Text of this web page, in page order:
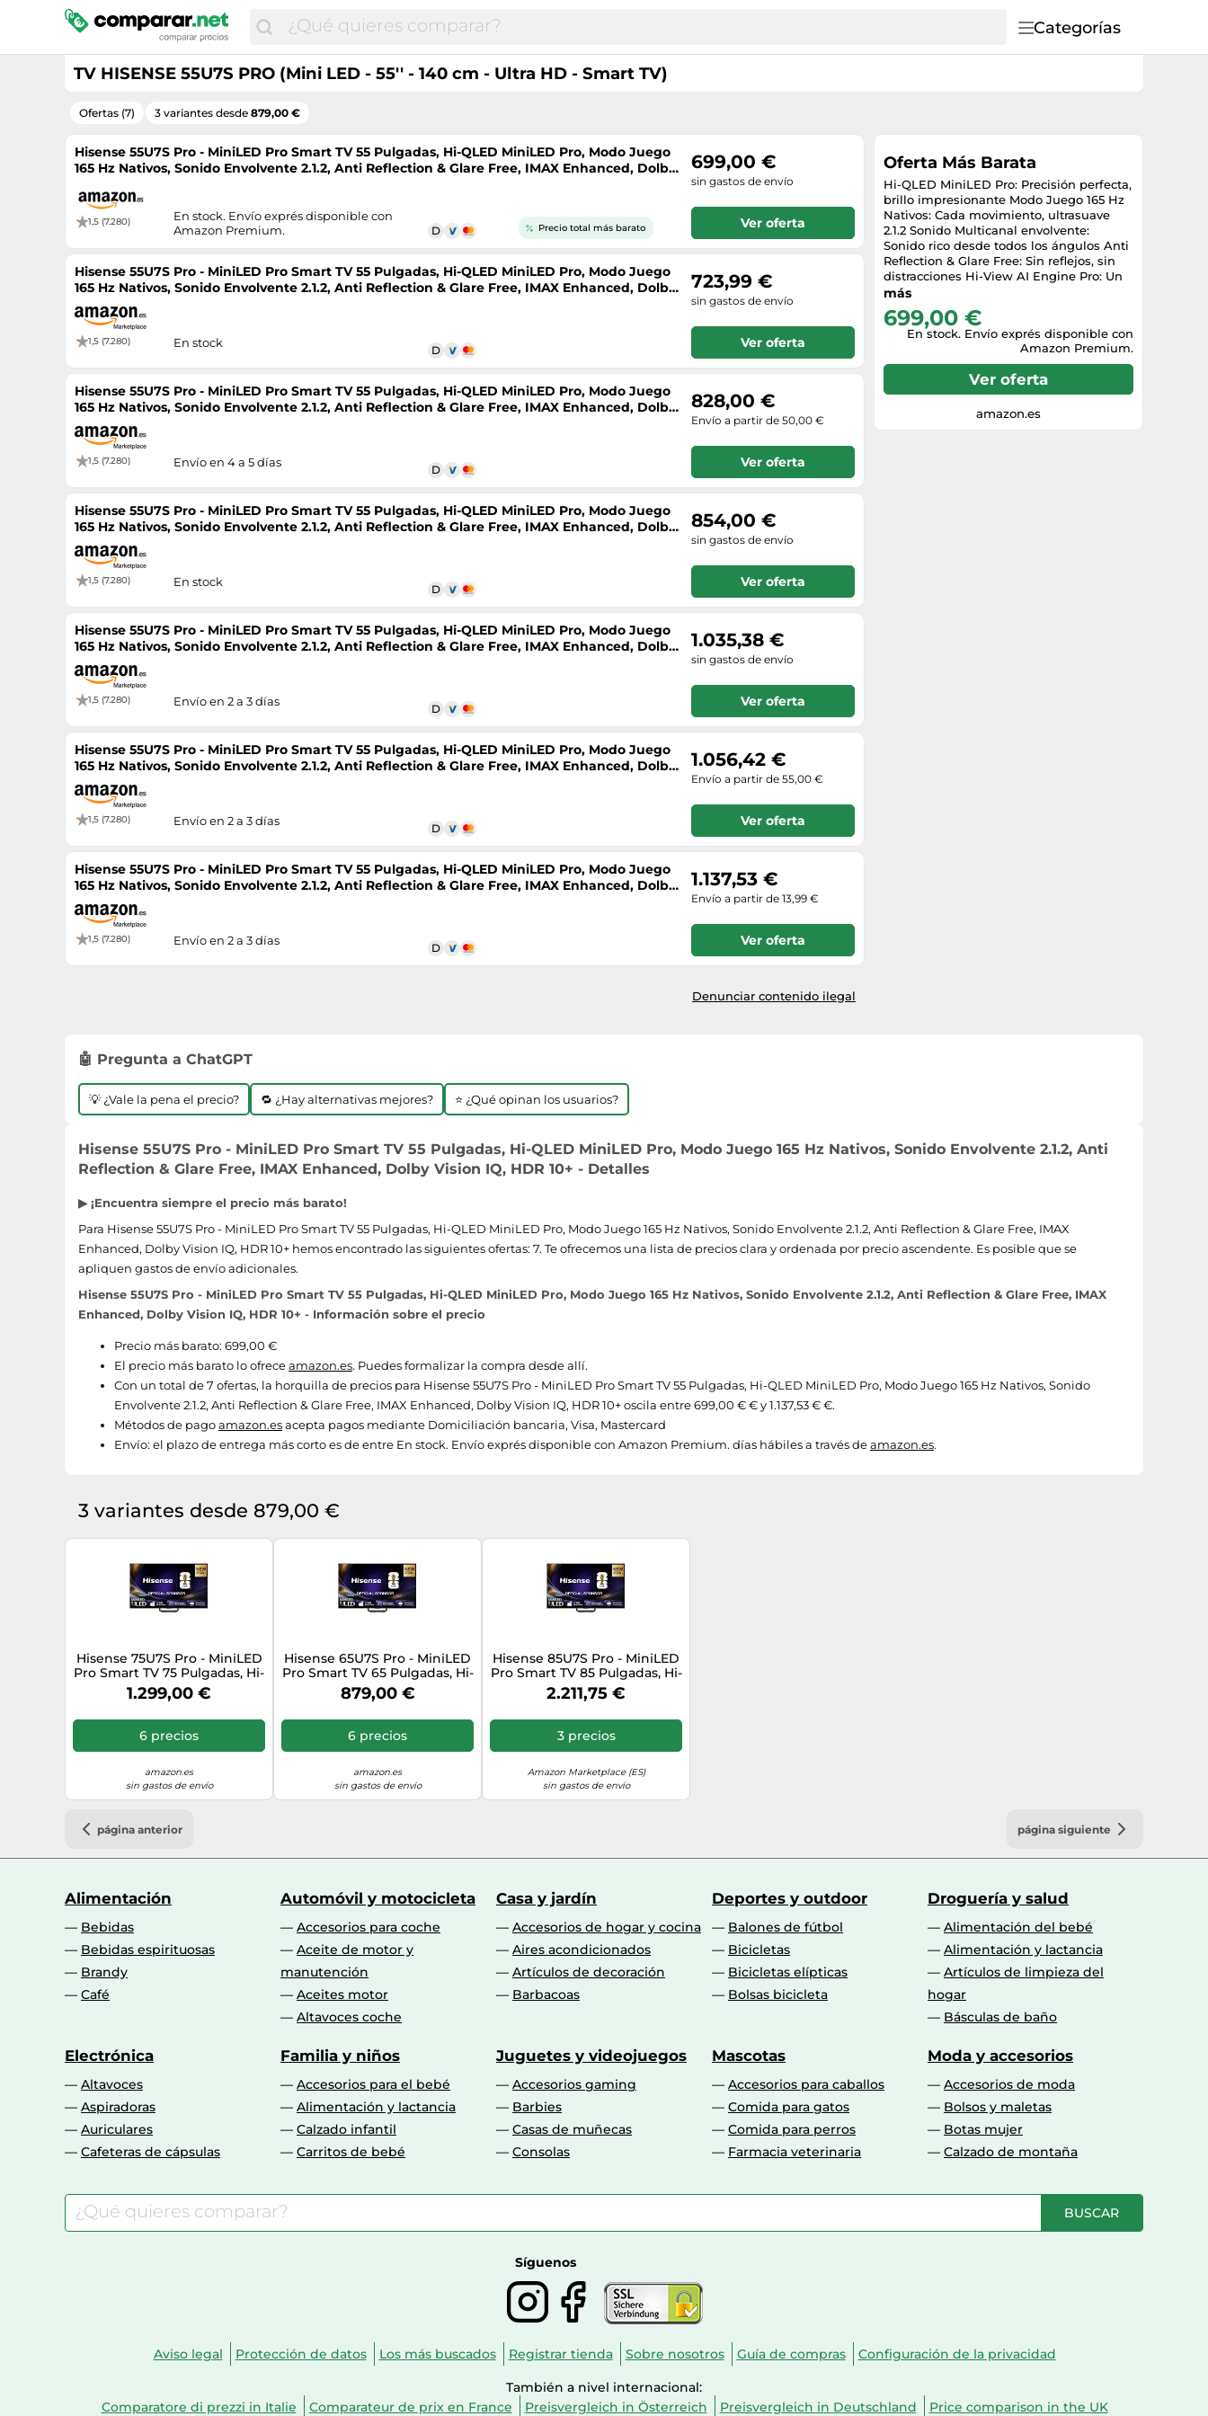
Categorías
TV HISENSE 55U7S PRO (Mini LED - 55'' - 140 cm - Ultra HD - Smart TV)
Ofertas (7) 3 variantes desde 879,00 €
Hisense 55U7S Pro - MiniLED Pro Smart TV 55 Pulgadas, Hi-QLED MiniLED Pro, Modo Juego
165 Hz Nativos, Sonido Envolvente 2.1.2, Anti Reflection & Glare Free, IMAX Enhanced, Dolby
1,5 (7.280)
Precio total más barato
En stock. Envío exprés disponible con
Amazon Premium.
699,00 €
sin gastos de envío
Ver oferta
Hisense 55U7S Pro - MiniLED Pro Smart TV 55 Pulgadas, Hi-QLED MiniLED Pro, Modo Juego
165 Hz Nativos, Sonido Envolvente 2.1.2, Anti Reflection & Glare Free, IMAX Enhanced, Dolby
Vision IQ, HDR 10+
1,5 (7.280) En stock
723,99 €
sin gastos de envío
Ver oferta
Hisense 55U7S Pro - MiniLED Pro Smart TV 55 Pulgadas, Hi-QLED MiniLED Pro, Modo Juego
165 Hz Nativos, Sonido Envolvente 2.1.2, Anti Reflection & Glare Free, IMAX Enhanced, Dolby
Vision IQ, HDR 10+
1,5 (7.280) Envío en 4 a 5 días
828,00 €
Envío a partir de 50,00 €
Ver oferta
Hisense 55U7S Pro - MiniLED Pro Smart TV 55 Pulgadas, Hi-QLED MiniLED Pro, Modo Juego
165 Hz Nativos, Sonido Envolvente 2.1.2, Anti Reflection & Glare Free, IMAX Enhanced, Dolby
Vision IQ, HDR 10+
1,5 (7.280) En stock
854,00 €
sin gastos de envío
Ver oferta
Hisense 55U7S Pro - MiniLED Pro Smart TV 55 Pulgadas, Hi-QLED MiniLED Pro, Modo Juego
165 Hz Nativos, Sonido Envolvente 2.1.2, Anti Reflection & Glare Free, IMAX Enhanced, Dolby
Vision IQ, HDR 10+
1,5 (7.280) Envío en 2 a 3 días
1.035,38 €
sin gastos de envío
Ver oferta
Hisense 55U7S Pro - MiniLED Pro Smart TV 55 Pulgadas, Hi-QLED MiniLED Pro, Modo Juego
165 Hz Nativos, Sonido Envolvente 2.1.2, Anti Reflection & Glare Free, IMAX Enhanced, Dolby
Vision IQ, HDR 10+
1,5 (7.280) Envío en 2 a 3 días
1.056,42 €
Envío a partir de 55,00 €
Ver oferta
Hisense 55U7S Pro - MiniLED Pro Smart TV 55 Pulgadas, Hi-QLED MiniLED Pro, Modo Juego
165 Hz Nativos, Sonido Envolvente 2.1.2, Anti Reflection & Glare Free, IMAX Enhanced, Dolby
Vision IQ, HDR 10+
1,5 (7.280) Envío en 2 a 3 días
1.137,53 €
Envío a partir de 13,99 €
Ver oferta
Denunciar contenido ilegal
Oferta Más Barata
Hi-QLED MiniLED Pro: Precisión perfecta,
brillo impresionante Modo Juego 165 Hz
Nativos: Cada movimiento, ultrasuave
2.1.2 Sonido Multicanal envolvente:
Sonido rico desde todos los ángulos Anti
Reflection & Glare Free: Sin reflejos, sin
distracciones Hi-View AI Engine Pro: Un
experto en IA avanzado detrás de cada
más
699,00 €
En stock. Envío exprés disponible con
Amazon Premium.
Ver oferta
amazon.es
🤖 Pregunta a ChatGPT
💡 ¿Vale la pena el precio? 🔁 ¿Hay alternativas mejores? ⭐ ¿Qué opinan los usuarios?
Hisense 55U7S Pro - MiniLED Pro Smart TV 55 Pulgadas, Hi-QLED MiniLED Pro, Modo Juego 165 Hz Nativos, Sonido Envolvente 2.1.2, Anti
Reflection & Glare Free, IMAX Enhanced, Dolby Vision IQ, HDR 10+ - Detalles
▶ ¡Encuentra siempre el precio más barato!
Para Hisense 55U7S Pro - MiniLED Pro Smart TV 55 Pulgadas, Hi-QLED MiniLED Pro, Modo Juego 165 Hz Nativos, Sonido Envolvente 2.1.2, Anti Reflection & Glare Free, IMAX
Enhanced, Dolby Vision IQ, HDR 10+ hemos encontrado las siguientes ofertas: 7. Te ofrecemos una lista de precios clara y ordenada por precio ascendente. Es posible que se
apliquen gastos de envío adicionales.
Hisense 55U7S Pro - MiniLED Pro Smart TV 55 Pulgadas, Hi-QLED MiniLED Pro, Modo Juego 165 Hz Nativos, Sonido Envolvente 2.1.2, Anti Reflection & Glare Free, IMAX
Enhanced, Dolby Vision IQ, HDR 10+ - Información sobre el precio
Precio más barato: 699,00 €
El precio más barato lo ofreceamazon.es. Puedes formalizar la compra desde allí.
Con un total de 7 ofertas, la horquilla de precios para Hisense 55U7S Pro - MiniLED Pro Smart TV 55 Pulgadas, Hi-QLED MiniLED Pro, Modo Juego 165 Hz Nativos, Sonido
Envolvente 2.1.2, Anti Reflection & Glare Free, IMAX Enhanced, Dolby Vision IQ, HDR 10+ oscila entre 699,00 € € y 1.137,53 € €.
Métodos de pagoamazon.esacepta pagos mediante Domiciliación bancaria, Visa, Mastercard
Envío: el plazo de entrega más corto es de entre En stock. Envío exprés disponible con Amazon Premium. días hábiles a través deamazon.es.
3 variantes desde 879,00 €
Hisense 75U7S Pro - MiniLED
Pro Smart TV 75 Pulgadas, Hi-
QLED MiniLED Pro, Modo
Juego 165 Hz Nativos, Sonido
Envolvente 2.1.2, Anti
Reflection & Glare Free, IMAX
Enhanced, Dolby Vision IQ,
1.299,00 €
6 precios
amazon.es
sin gastos de envío
Hisense 65U7S Pro - MiniLED
Pro Smart TV 65 Pulgadas, Hi-
QLED MiniLED Pro, Modo
Juego 165 Hz Nativos, Sonido
Envolvente 2.1.2, Anti
Reflection & Glare Free, IMAX
Enhanced, Dolby Vision IQ,
879,00 €
6 precios
amazon.es
sin gastos de envío
Hisense 85U7S Pro - MiniLED
Pro Smart TV 85 Pulgadas, Hi-
QLED MiniLED Pro, Modo
Juego 165 Hz Nativos, Sonido
Envolvente 2.1.2, Anti
Reflection & Glare Free, IMAX
Enhanced, Dolby Vision IQ,
2.211,75 €
3 precios
Amazon Marketplace (ES)
sin gastos de envío
página anterior página siguiente
Alimentación
Bebidas
Bebidas espirituosas
Brandy
Café
Automóvil y motocicleta
Accesorios para coche
Aceite de motor y
manutención
Aceites motor
Altavoces coche
Casa y jardín
Accesorios de hogar y cocina
Aires acondicionados
Artículos de decoración
Barbacoas
Deportes y outdoor
Balones de fútbol
Bicicletas
Bicicletas elípticas
Bolsas bicicleta
Droguería y salud
Alimentación del bebé
Alimentación y lactancia
Artículos de limpieza del
hogar
Básculas de baño
Electrónica
Altavoces
Aspiradoras
Auriculares
Cafeteras de cápsulas
Familia y niños
Accesorios para el bebé
Alimentación y lactancia
Calzado infantil
Carritos de bebé
Juguetes y videojuegos
Accesorios gaming
Barbies
Casas de muñecas
Consolas
Mascotas
Accesorios para caballos
Comida para gatos
Comida para perros
Farmacia veterinaria
Moda y accesorios
Accesorios de moda
Bolsos y maletas
Botas mujer
Calzado de montaña
BUSCAR
Síguenos
Aviso legal Protección de datos Los más buscados Registrar tienda Sobre nosotros Guía de compras Configuración de la privacidad
También a nivel internacional:
Comparatore di prezzi in Italie
Comparateur de prix en France Preisvergleich in Österreich Preisvergleich in Deutschland Price comparison in the UK